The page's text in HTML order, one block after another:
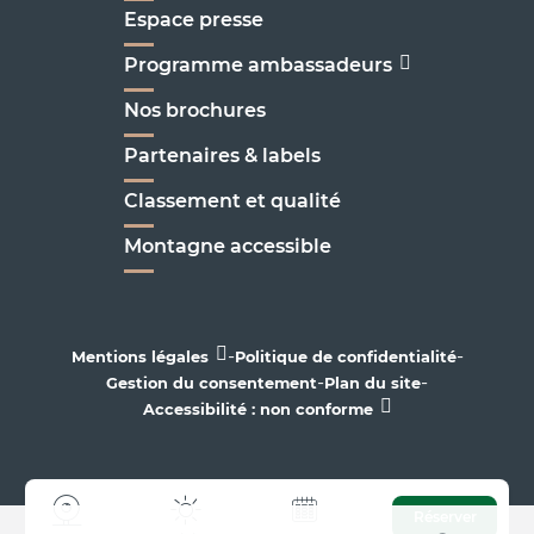
Espace presse
Programme ambassadeurs
Nos brochures
Partenaires & labels
Classement et qualité
Montagne accessible
Mentions légales -Politique de confidentialité-
Gestion du consentement-Plan du site-
Accessibilité : non conforme